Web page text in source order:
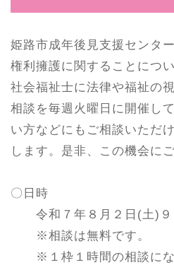
姫路市成年後見支援センタ
権利擁護に関することにつ
社会福祉士に法律や福祉の
相談を毎週火曜日に開催し
い方などにもご相談いただ
します。是非、この機会に
〇日時
令和７年８月２日(土)９
※相談は無料です。
※１枠１時間の相談にな